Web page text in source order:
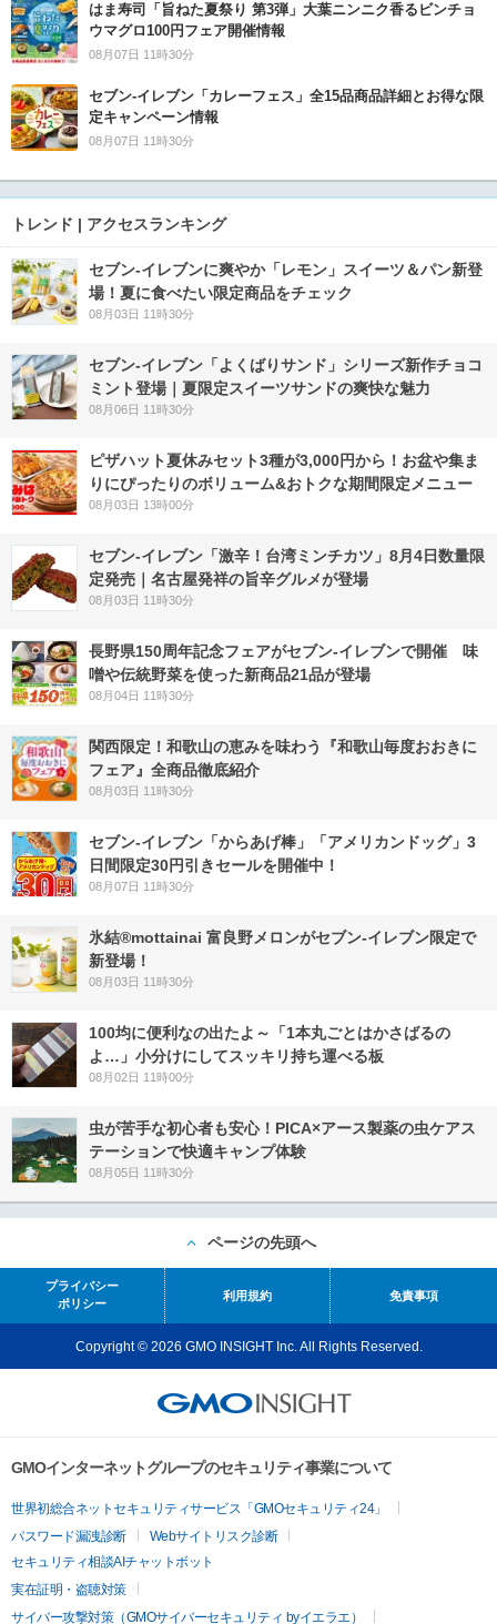
はま寿司「旨ねた夏祭り 第3弾」大葉ニンニク香るビンチョ
ウマグロ100円フェア開催情報
08月07日 11時30分
セブン‐イレブン「カレーフェス」全15品商品詳細とお得な限
定キャンペーン情報
08月07日 11時30分
トレンド | アクセスランキング
セブン‐イレブンに爽やか「レモン」スイーツ＆パン新登
場！夏に食べたい限定商品をチェック
08月03日 11時30分
セブン‐イレブン「よくばりサンド」シリーズ新作チョコ
ミント登場｜夏限定スイーツサンドの爽快な魅力
08月06日 11時30分
ピザハット夏休みセット3種が3,000円から！お盆や集ま
りにぴったりのボリューム&おトクな期間限定メニュー
08月03日 13時00分
セブン-イレブン「激辛！台湾ミンチカツ」8月4日数量限
定発売｜名古屋発祥の旨辛グルメが登場
08月03日 11時30分
長野県150周年記念フェアがセブン-イレブンで開催 味
噌や伝統野菜を使った新商品21品が登場
08月04日 11時30分
関西限定！和歌山の恵みを味わう『和歌山毎度おおきに
フェア』全商品徹底紹介
08月03日 11時30分
セブン‐イレブン「からあげ棒」「アメリカンドッグ」3
日間限定30円引きセールを開催中！
08月07日 11時30分
氷結®mottainai 富良野メロンがセブン‐イレブン限定で
新登場！
08月03日 11時30分
100均に便利なの出たよ～「1本丸ごとはかさばるの
よ…」小分けにしてスッキリ持ち運べる板
08月02日 11時00分
虫が苦手な初心者も安心！PICA×アース製薬の虫ケアス
テーションで快適キャンプ体験
08月05日 11時30分
ページの先頭へ
プライバシー
ポリシー
利用規約 免責事項
Copyright © 2026 GMO INSIGHT Inc. All Rights Reserved.
GMOインターネットグループのセキュリティ事業について
世界初総合ネットセキュリティサービス「GMOセキュリティ24」
パスワード漏洩診断
Webサイトリスク診断
セキュリティ相談AIチャットボット
実在証明・盗聴対策
サイバー攻撃対策（GMOサイバーセキュリティ byイエラエ）